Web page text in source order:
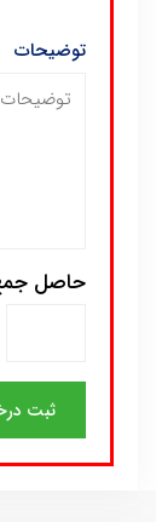
توضیحات
حاصل جمع